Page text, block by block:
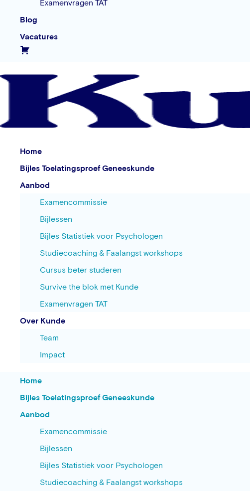
Examenvragen TAT
Blog
Vacatures
Home
Bijles Toelatingsproef Geneeskunde
Aanbod
Examencommissie
Bijlessen
Bijles Statistiek voor Psychologen
Studiecoaching & Faalangst workshops
Cursus beter studeren
Survive the blok met Kunde
Examenvragen TAT
Over Kunde
Team
Impact
Home
Bijles Toelatingsproef Geneeskunde
Aanbod
Examencommissie
Bijlessen
Bijles Statistiek voor Psychologen
Studiecoaching & Faalangst workshops